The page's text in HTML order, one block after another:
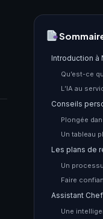
Qu’est-ce
L’IA au
Plongée
Un tableau
Les plans de
Un
Faire
Une